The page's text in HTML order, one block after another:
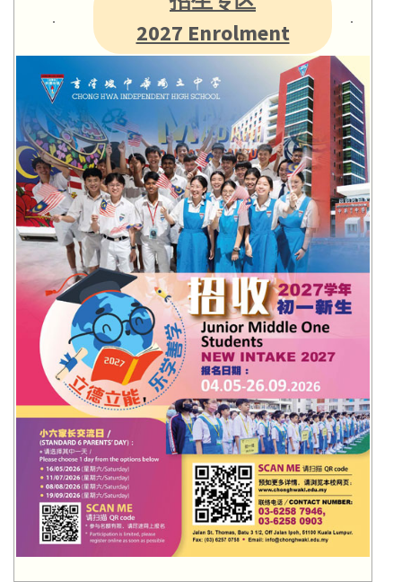
2027 Enrolment